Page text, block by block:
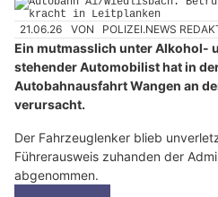
21.06.26 VON POLIZEI.NEWS
Ein mutmasslich unter Alkohol-
stehender Automobilist hat in
Autobahnausfahrt Wangen an
verursacht.
Der Fahrzeuglenker blieb
Führerausweis zuhanden der
abgenommen.